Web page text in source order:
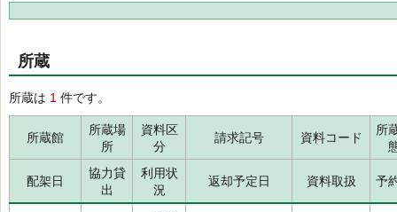
所蔵
所蔵は 1 件です。
所蔵館
所蔵場
所
資料区
分
請求記号 資料コード
所
配架日
協力貸
出
利用状
況
返却予定日 資料取扱 予